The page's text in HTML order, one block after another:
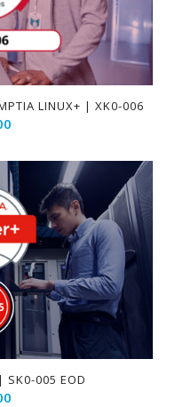
LINUX+ | XK0-006
SK0-005 EOD